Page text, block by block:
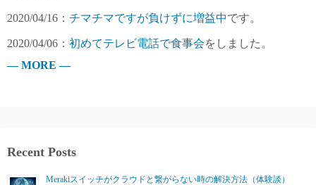
2020/04/16： チマチマですが負けずに増益中です。
2020/04/06： 初めてテレビ電話で食事会をしました。
— MORE —
Recent Posts
Merakiスイッチがクラウドと繋がらない時の解決方法（体験談）